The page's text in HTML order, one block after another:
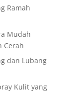
Ramah
Mudah
Cerah
dan Lubang
Kulit yang